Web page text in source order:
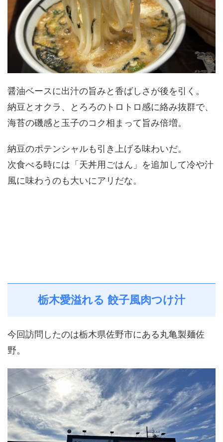
醤油ベースに出汁の旨みと香ばしさが後を引く。
納豆とオクラ、とろろのトロトロ感に絡み抜群で、
海苔の磯感と玉子のコク相まって旨み倍増。
納豆のポテンシャルも引き上げる味わいだ。
次食べる時には「天丼用ごはん」を追加して冷や汁
風に味わうのも大いにアリだな。
栃木愛溢れる 餃子風肉つけ汁
今回訪問したのは栃木県佐野市にある丸亀製麺佐
野。